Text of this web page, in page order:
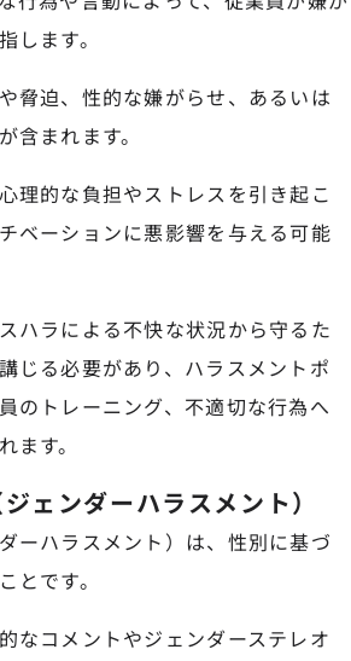
します。
脅迫、性的な嫌がらせ、あるいは
含まれます。
理的な負担やストレスを引き起こ
ベーションに悪影響を与える可能
ハラによる不快な状況から守るた
じる必要があり、ハラスメントポ
のトレーニング、不適切な行為へ
ます。
ェンダーハラスメント）
ーハラスメント）は、性別に基づ
とです。
なコメントやジェンダーステレオ